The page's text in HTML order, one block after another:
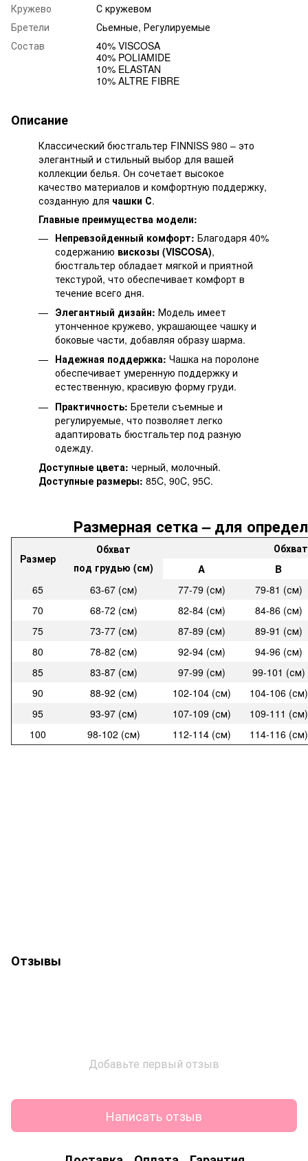
Кружево
С кружевом
Бретели
Сьемные, Регулируемые
Состав
40% VISCOSA
40% POLIAMIDE
10% ELASTAN
10% ALTRE FIBRE
Описание
Классический бюстгальтер FINNISS 980 – это
элегантный и стильный выбор для вашей
коллекции белья. Он сочетает высокое
качество материалов и комфортную поддержку,
созданную для чашки С.
Главные преимущества модели:
Непревзойденный комфорт: Благодаря 40%
содержанию вискозы (VISCOSA),
бюстгальтер обладает мягкой и приятной
текстурой, что обеспечивает комфорт в
течение всего дня.
Элегантный дизайн: Модель имеет
утонченное кружево, украшающее чашку и
боковые части, добавляя образу шарма.
Надежная поддержка: Чашка на поролоне
обеспечивает умеренную поддержку и
естественную, красивую форму груди.
Практичность: Бретели съемные и
регулируемые, что позволяет легко
адаптировать бюстгальтер под разную
одежду.
Доступные цвета: черный, молочный.
Доступные размеры: 85C, 90C, 95C.
Размерная сетка – для
Размер
Обхват
под грудью (см)
A
B
65
63-67 (см) 77-79 (см)
79-81 (см)
70
68-72 (см) 82-84 (см)
84-86 (см)
75
73-77 (см) 87-89 (см)
89-91 (см)
80
78-82 (см) 92-94 (см)
94-96 (см)
85
83-87 (см) 97-99 (см)
99-101 (см)
90
88-92 (см) 102-104 (см)
104-106 (см)
95
93-97 (см) 107-109 (см)
109-111 (см)
100
98-102 (см) 112-114 (см) 114-116 (см)
Отзывы
Добавьте первый отзыв
Написать отзыв